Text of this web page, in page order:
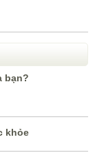
bạn?
khỏe